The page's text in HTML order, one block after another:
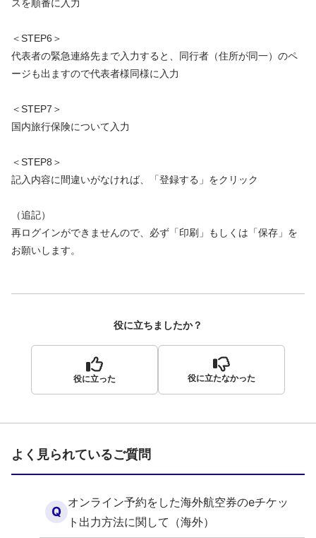
スを順番に入力
＜STEP6＞
代表者の緊急連絡先まで入力すると、同行者（住所が同一）のペ
ージも出ますので代表者様同様に入力
＜STEP7＞
国内旅行保険について入力
＜STEP8＞
記入内容に間違いがなければ、「登録する」をクリック
（追記）
再ログインができませんので、必ず「印刷」もしくは「保存」を
お願いします。
役に立ちましたか？
役に立った 役に立たなかった
よく見られているご質問
Q
オンライン予約をした海外航空券のeチケッ
ト出力方法に関して（海外）